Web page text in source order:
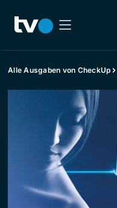
Alle Ausgaben von CheckUp